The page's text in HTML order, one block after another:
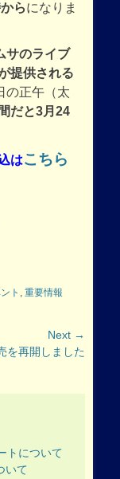
らになりま
サのライブ
提供される
の正午（太
だと3月24
はこちら
ト , 重要情報
Next →
を再開しました
トについて
いて